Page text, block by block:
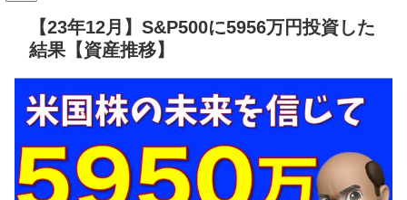
【23年12月】S&P500に5956万円投資した
結果【資産推移】